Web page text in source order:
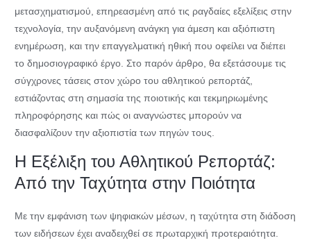
μετασχηματισμού, επηρεασμένη από τις ραγδαίες εξελίξεις στην
τεχνολογία, την αυξανόμενη ανάγκη για άμεση και αξιόπιστη
ενημέρωση, και την επαγγελματική ηθική που οφείλει να διέπει
το δημοσιογραφικό έργο. Στο παρόν άρθρο, θα εξετάσουμε τις
σύγχρονες τάσεις στον χώρο του αθλητικού ρεπορτάζ,
εστιάζοντας στη σημασία της ποιοτικής και τεκμηριωμένης
πληροφόρησης και πώς οι αναγνώστες μπορούν να
διασφαλίζουν την αξιοπιστία των πηγών τους.
Η Εξέλιξη του Αθλητικού Ρεπορτάζ:
Από την Ταχύτητα στην Ποιότητα
Με την εμφάνιση των ψηφιακών μέσων, η ταχύτητα στη διάδοση
των ειδήσεων έχει αναδειχθεί σε πρωταρχική προτεραιότητα.